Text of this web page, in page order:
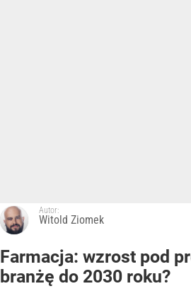
Autor:
Witold Ziomek
Farmacja: wzrost pod
branżę do 2030 roku?